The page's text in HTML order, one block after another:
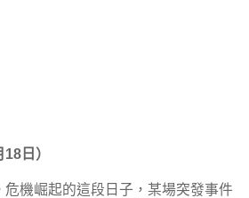
日）
機崛起的這段日子，某場突發事件